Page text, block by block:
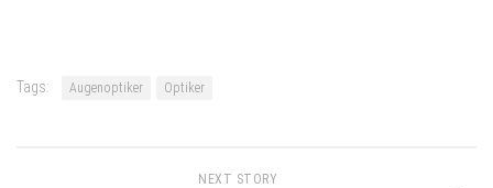
Tags: Augenoptiker Optiker
NEXT STORY